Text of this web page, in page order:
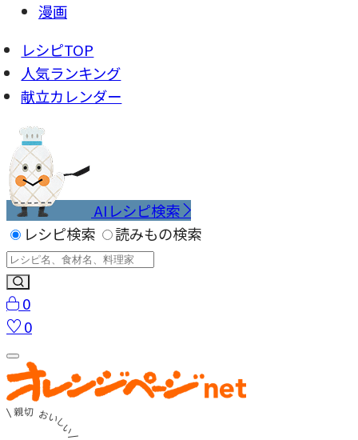
漫画
レシピTOP
人気ランキング
献立カレンダー
AIレシピ検索
レシピ検索
読みもの検索
0
0